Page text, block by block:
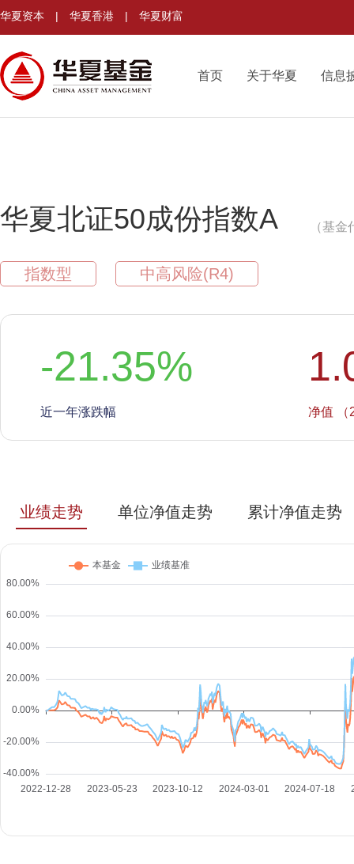
华夏资本 | 华夏香港 | 华夏财富
首页 关于华夏 信息
华夏北证50成份指数A （基
指数型 中高风险(R4)
-21.35%
近一年涨跌幅 净值 （
业绩走势 单位净值走势 累计净值走势